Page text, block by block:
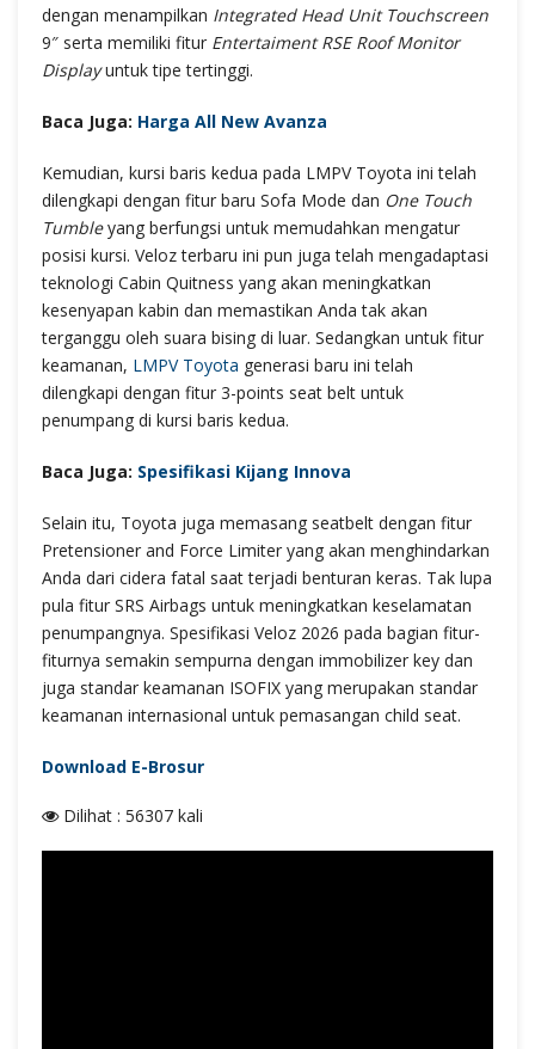
dengan menampilkan Integrated Head Unit Touchscreen
9″ serta memiliki fitur Entertaiment RSE Roof Monitor
Displayuntuk tipe tertinggi.
Baca Juga: Harga All New Avanza
Kemudian, kursi baris kedua pada LMPV Toyota ini telah
dilengkapi dengan fitur baru Sofa Mode dan One Touch
Tumbleyang berfungsi untuk memudahkan mengatur
posisi kursi. Veloz terbaru ini pun juga telah mengadaptasi
teknologi Cabin Quitness yang akan meningkatkan
kesenyapan kabin dan memastikan Anda tak akan
terganggu oleh suara bising di luar. Sedangkan untuk fitur
keamanan, LMPV Toyota generasi baru ini telah
dilengkapi dengan fitur 3-points seat belt untuk
penumpang di kursi baris kedua.
Baca Juga: Spesifikasi Kijang Innova
Selain itu, Toyota juga memasang seatbelt dengan fitur
Pretensioner and Force Limiter yang akan menghindarkan
Anda dari cidera fatal saat terjadi benturan keras. Tak lupa
pula fitur SRS Airbags untuk meningkatkan keselamatan
penumpangnya. Spesifikasi Veloz 2026 pada bagian fitur-
fiturnya semakin sempurna dengan immobilizer key dan
juga standar keamanan ISOFIX yang merupakan standar
keamanan internasional untuk pemasangan child seat.
Download E-Brosur
Dilihat : 56307 kali